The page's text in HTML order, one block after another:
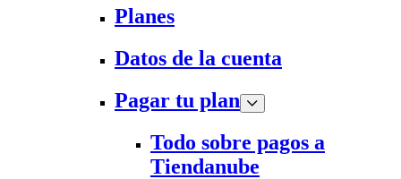
Planes
Datos de la cuenta
Pagar tu plan
Todo sobre pagos a
Tiendanube